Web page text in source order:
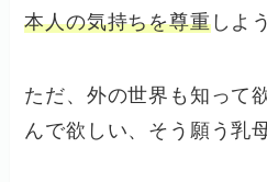
本人の気持ちを尊重しよ
ただ、外の世界も知って
んで欲しい、そう願う乳